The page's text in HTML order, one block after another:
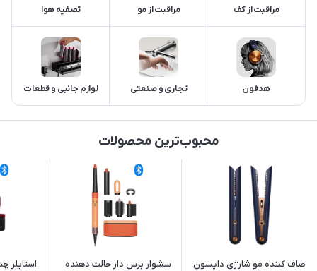
مراقبت از کف مراقبت از مو تصفیه هوا
هدفون تجاری و صنعتی لوازم جانبی و قطعات
محبوب‌ترین محصولات
صاف کننده مو شارژی دایسون
سشوار برس دار حالت دهنده